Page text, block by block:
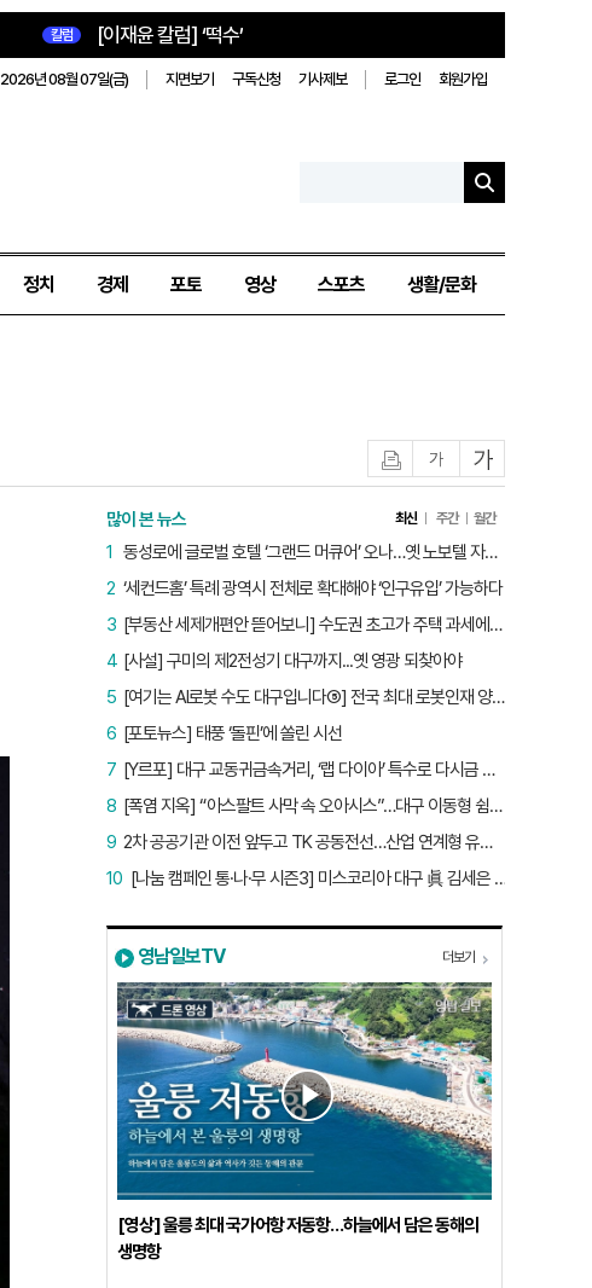
칼럼 [이재윤 칼럼] ‘떡수’
2026년 08월 07일(금) 지면보기 구독신청 기사제보 로그인 회원가입
정치 경제 포토 영상 스포츠 생활/문화
글자작게글자크게
많이 본 뉴스 최신 주간 월간
동성로에 글로벌 호텔 ‘그랜드 머큐어’ 오나…옛 노보텔 자리 사무실 개설
1
‘세컨드홈’ 특례 광역시 전체로 확대해야 ‘인구유입’ 가능하다
2
[부동산 세제개편안 뜯어보니] 수도권 초고가 주택 과세에만 초점…침체된 지방 부동산 대책은 없다
3
[사설] 구미의 제2전성기 대구까지...옛 영광 되찾아야
4
[여기는 AI로봇 수도 대구입니다⑤] 전국 최대 로봇인재 양성소…“대구산업 맞춤형 교육과정 만들자”
5
[포토뉴스] 태풍 ‘돌핀’에 쏠린 시선
6
[Y르포] 대구 교동귀금속거리, ‘랩 다이아’ 특수로 다시금 활기…“반짝 인기 의존 않는 지속 가능 성장 동력 마련해야”
7
[폭염 지옥] “아스팔트 사막 속 오아시스”…대구 이동형 쉼터 버스 ‘북적’, 지하철역도 ‘바글’
8
2차 공공기관 이전 앞두고 TK 공동전선…산업 연계형 유치 승부수
9
[나눔 캠페인 통·나·무 시즌3] 미스코리아 대구 眞 김세은 “내가 받은 응원, 다음 사람에게”
10
영남일보TV 더보기
[영상] 울릉 최대 국가어항 저동항…하늘에서 담은 동해의
생명항